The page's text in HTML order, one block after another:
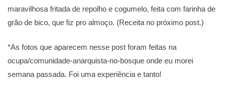
maravilhosa fritada de repolho e cogumelo, feita com farinha de
grão de bico, que fiz pro almoço. (Receita no próximo post.)
*As fotos que aparecem nesse post foram feitas na
ocupa/comunidade-anarquista-no-bosque onde eu morei
semana passada. Foi uma experiência e tanto!